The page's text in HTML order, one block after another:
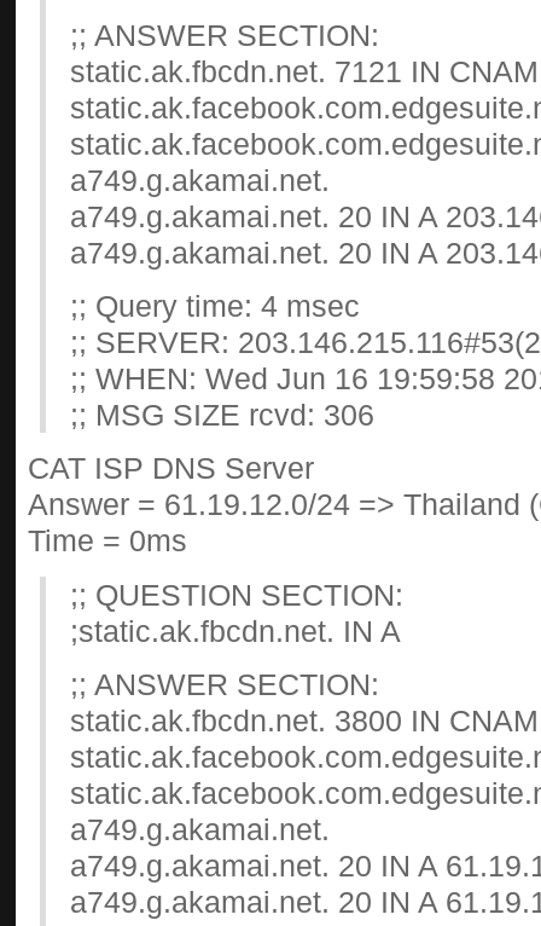
;; ANSWER SECTION:
static.ak.fbcdn.net. 7121 IN
a749.g.akamai.net.
a749.g.akamai.net. 20 IN A
a749.g.akamai.net. 20 IN A
;; Query time: 4 msec
;; SERVER:
;; WHEN: Wed Jun 16 19:59:58
;; MSG SIZE rcvd: 306
CAT ISP DNS Server
Answer = 61.19.12.0/24 => Thailand
Time = 0ms
;; QUESTION SECTION:
;static.ak.fbcdn.net. IN A
;; ANSWER SECTION:
static.ak.fbcdn.net. 3800 IN
a749.g.akamai.net.
a749.g.akamai.net. 20 IN A
a749.g.akamai.net. 20 IN A